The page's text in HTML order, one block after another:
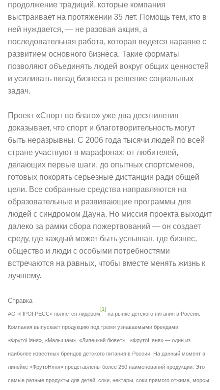
продолжение традиций, которые компания
выстраивает на протяжении 35 лет. Помощь тем, кто в
ней нуждается, — не разовая акция, а
последовательная работа, которая ведется наравне с
развитием основного бизнеса. Такие форматы
позволяют объединять людей вокруг общих ценностей
и усиливать вклад бизнеса в решение социальных
задач.
Проект «Спорт во благо» уже два десятилетия
доказывает, что спорт и благотворительность могут
быть неразрывны. С 2006 года тысячи людей по всей
стране участвуют в марафонах: от любителей,
делающих первые шаги, до опытных спортсменов,
готовых покорять серьезные дистанции ради общей
цели. Все собранные средства направляются на
образовательные и развивающие программы для
людей с синдромом Дауна. Но миссия проекта выходит
далеко за рамки сбора пожертвований — он создает
среду, где каждый может быть услышан, где бизнес,
общество и люди с особыми потребностями
встречаются на равных, чтобы вместе менять жизнь к
лучшему.
Справка
АО «ПРОГРЕСС» является лидером
[1]
на рынке детского питания в России.
Компания выпускает продукцию под тремя узнаваемыми брендами:
«ФрутоНяня», «Малышам», «Липецкий бювет». «ФрутоНяня» — один из
наиболее известных брендов детского питания в России. На данный момент в
линейке «ФрутоНяня» представлены более 250 наименований продукции. Это
самые разные продукты для детей: соки, нектары, соки прямого отжима, морсы,